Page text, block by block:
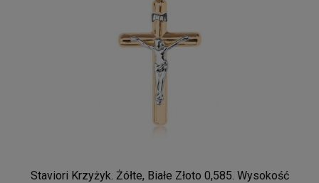
Staviori Krzyżyk. Żółte, Białe Złoto 0,585. Wysokość